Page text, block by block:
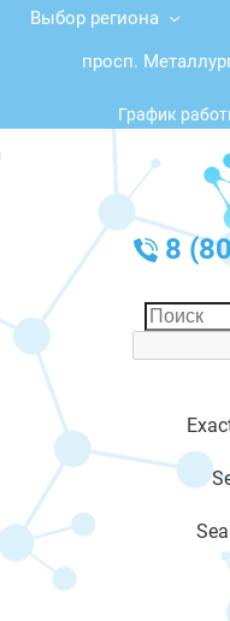
Выбор региона
просп.
График
8